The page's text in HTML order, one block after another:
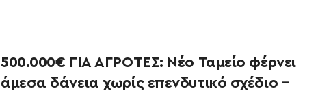
500.000€ ΓΙΑ ΑΓΡΟΤΕΣ: Νέο Ταμείο φέρνει
άμεσα δάνεια χωρίς επενδυτικό σχέδιο –